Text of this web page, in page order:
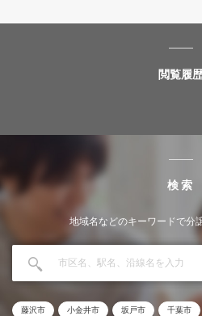
閲覧履
検索
地域名などのキーワードで分
藤沢市 小金井市 坂戸市 千葉市